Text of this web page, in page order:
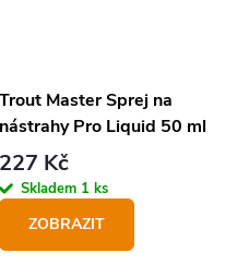
Trout Master Sprej na
nástrahy Pro Liquid 50 ml
227 Kč
Skladem 1 ks
ZOBRAZIT